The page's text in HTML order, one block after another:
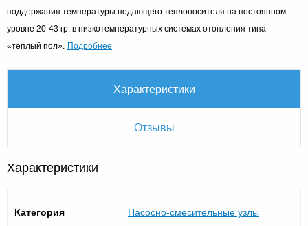
поддержания температуры подающего теплоносителя на постоянном
уровне 20-43 гр. в низкотемпературных системах отопления типа
«теплый пол». Подробнее
Характеристики
Отзывы
Характеристики
Категория Насосно-смесительные узлы